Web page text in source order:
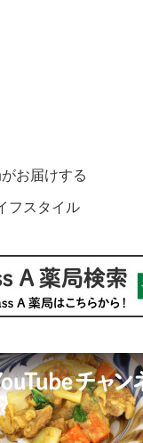
お届けする
フスタイル